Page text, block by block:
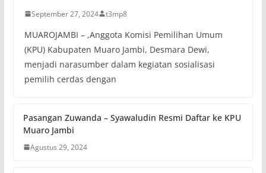
September 27, 2024 t3mp8
MUAROJAMBI – ,Anggota Komisi Pemilihan Umum
(KPU) Kabupaten Muaro Jambi, Desmara Dewi,
menjadi narasumber dalam kegiatan sosialisasi
pemilih cerdas dengan
Pasangan Zuwanda – Syawaludin Resmi Daftar ke KPU
Muaro Jambi
Agustus 29, 2024